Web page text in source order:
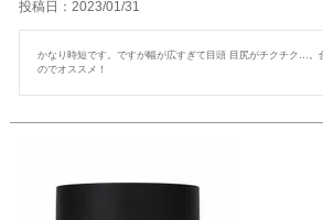
投稿日 2023/01/31
かなり時短です。ですが幅が広すぎて目頭 目尻がチクチク…。
のでオススメ！